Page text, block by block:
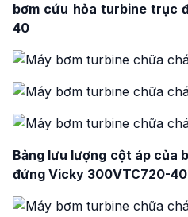
bơm cứu hỏa turbine trục
40
Bảng lưu lượng cột áp của
đứng Vicky 300VTC720-40